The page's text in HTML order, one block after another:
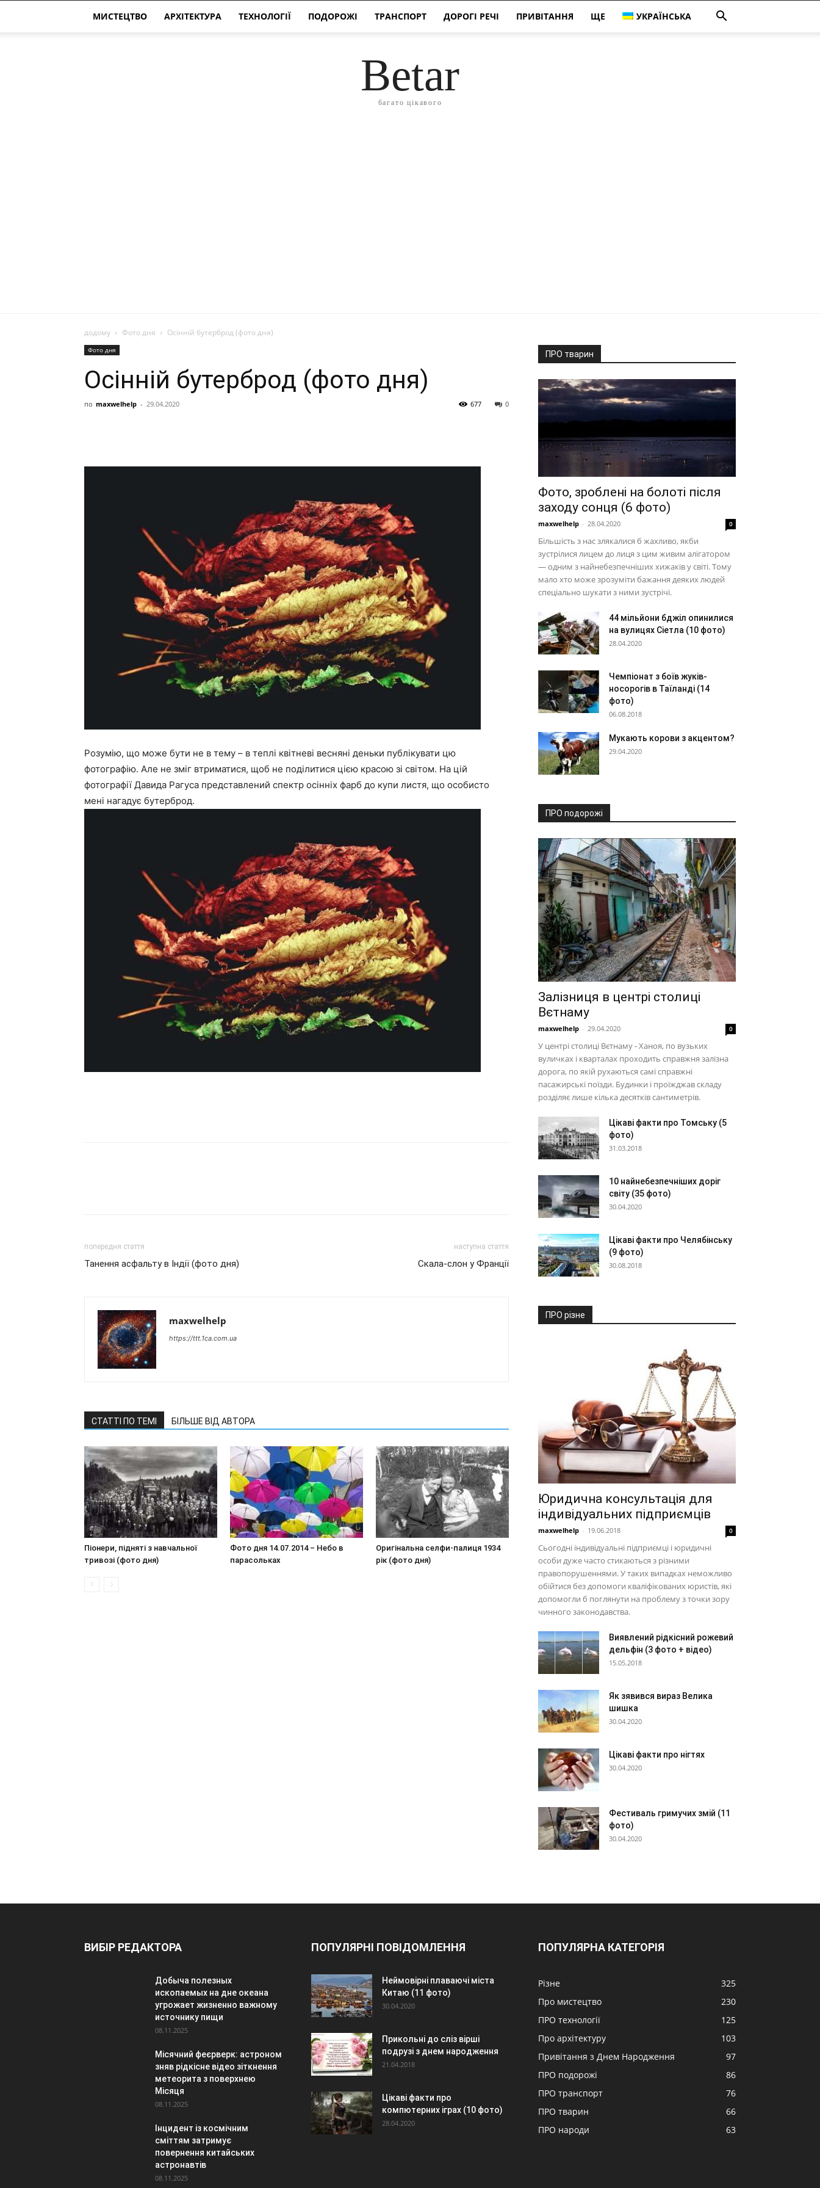
МИСТЕЦТВО АРХІТЕКТУРА ТЕХНОЛОГІЇ ПОДОРОЖІ ТРАНСПОРТ ДОРОГІ РЕЧІ ПРИВІТАННЯ ЩЕ УКРАЇНСЬКА
Betar
багато цікавого
додому Фото дня Осінній бутерброд (фото дня)
Фото дня
Осінній бутерброд (фото дня)
по maxwelhelp - 29.04.2020 0
677
Розумію, що може бути не в тему – в теплі квітневі весняні деньки публікувати цю
фотографію. Але не зміг втриматися, щоб не поділитися цією красою зі світом. На цій
фотографії Давида Рагуса представлений спектр осінніх фарб до купи листя, що особисто
мені нагадує бутерброд.
попередня стаття
Танення асфальту в Індії (фото дня)
наступна стаття
Скала-слон у Франції
maxwelhelp
https://ttt.1ca.com.ua
СТАТТІ ПО ТЕМІ БІЛЬШЕ ВІД АВТОРА
Піонери, підняті з навчальної
тривозі (фото дня)
Фото дня 14.07.2014 – Небо в
парасольках
Оригінальна селфи-палиця 1934
рік (фото дня)
ПРО тварин
Фото, зроблені на болоті після
заходу сонця (6 фото)
maxwelhelp - 28.04.2020 0
Більшість з нас злякалися б жахливо, якби
зустрілися лицем до лиця з цим живим алігатором
— одним з найнебезпечніших хижаків у світі. Тому
мало хто може зрозуміти бажання деяких людей
спеціально шукати з ними зустрічі.
44 мільйони бджіл опинилися
на вулицях Сіетла (10 фото)
28.04.2020
Чемпіонат з боїв жуків-
носорогів в Таїланді (14
фото)
06.08.2018
Мукають корови з акцентом?
29.04.2020
ПРО подорожі
Залізниця в центрі столиці
Вєтнаму
maxwelhelp - 29.04.2020 0
У центрі столиці Вєтнаму - Ханоя, по вузьких
вуличках і кварталах проходить справжня залізна
дорога, по якій рухаються самі справжні
пасажирські поїзди. Будинки і проїжджав складу
розділяє лише кілька десятків сантиметрів.
Цікаві факти про Томську (5
фото)
31.03.2018
10 найнебезпечніших доріг
світу (35 фото)
30.04.2020
Цікаві факти про Челябінську
(9 фото)
30.08.2018
ПРО різне
Юридична консультація для
індивідуальних підприємців
maxwelhelp - 19.06.2018 0
Сьогодні індивідуальні підприємці і юридичні
особи дуже часто стикаються з різними
правопорушеннями. У таких випадках неможливо
обійтися без допомоги кваліфікованих юристів, які
допомогли б поглянути на проблему з точки зору
чинного законодавства.
Виявлений рідкісний рожевий
дельфін (3 фото + відео)
15.05.2018
Як зявився вираз Велика
шишка
30.04.2020
Цікаві факти про нігтях
30.04.2020
Фестиваль гримучих змій (11
фото)
30.04.2020
ВИБІР РЕДАКТОРА
Добыча полезных
ископаемых на дне океана
угрожает жизненно важному
источнику пищи
08.11.2025
Місячний феєрверк: астроном
зняв рідкісне відео зіткнення
метеорита з поверхнею
Місяця
08.11.2025
Інцидент із космічним
сміттям затримує
повернення китайських
астронавтів
08.11.2025
ПОПУЛЯРНІ ПОВІДОМЛЕННЯ
Неймовірні плаваючі міста
Китаю (11 фото)
30.04.2020
Прикольні до сліз вірші
подрузі з днем народження
21.04.2018
Цікаві факти про
компютерних іграх (10 фото)
28.04.2020
ПОПУЛЯРНА КАТЕГОРІЯ
Різне
325
Про мистецтво
230
ПРО технології
125
Про архітектуру
103
Привітання з Днем Народження
97
ПРО подорожі
86
ПРО транспорт
76
ПРО тварин
66
ПРО народи
63